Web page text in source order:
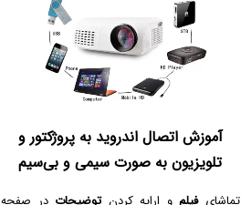
آموزش اتصال اندروید به پروژکتور و
تلویزیون به صورت سیمی و بی‌سیم
تماشایفیلمو ارایه کردنتوضیحات در صفحه